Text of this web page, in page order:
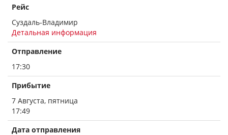
Рейс
Суздаль-Владимир
Детальная информация
Отправление
17:30
Прибытие
7 Августа, пятница
17:49
Дата отправления